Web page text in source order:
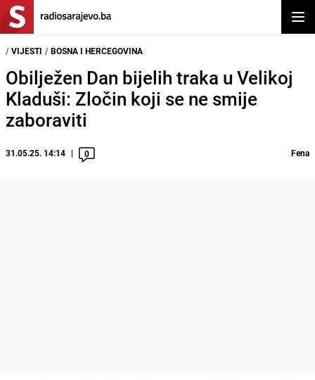
/ VIJESTI / BOSNA I HERCEGOVINA
Obilježen Dan bijelih traka u Velikoj
Kladuši: Zločin koji se ne smije
zaboraviti
31.05.25. 14:14 0 Fena